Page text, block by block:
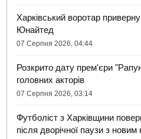
Харківський воротар
Юнайтед
07 Серпня 2026, 04:44
Розкрито дату прем'єри
головних акторів
07 Серпня 2026, 03:14
Футболіст з Харківщини
після дворічної паузи з